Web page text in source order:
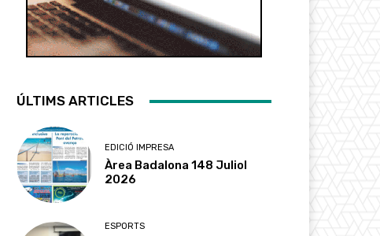
ÚLTIMS ARTICLES
EDICIÓ IMPRESA
Àrea Badalona 148 Juliol
2026
ESPORTS